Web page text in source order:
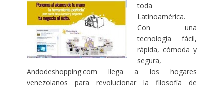
toda
Latinoamérica.
Con una
tecnología fácil,
rápida, cómoda y
segura,
Andodeshopping.com llega a los hogares
venezolanos para revolucionar la filosofía de